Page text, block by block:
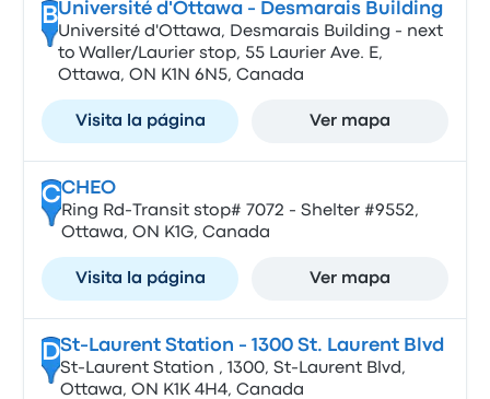
BUniversité d'Ottawa - Desmarais Building
Université d'Ottawa, Desmarais Building - next
to Waller/Laurier stop, 55 Laurier Ave. E,
Ottawa, ON K1N 6N5, Canada
Visita la página Ver mapa
CCHEO
Ring Rd-Transit stop# 7072 - Shelter #9552,
Ottawa, ON K1G, Canada
Visita la página Ver mapa
DSt-Laurent Station - 1300 St. Laurent Blvd
St-Laurent Station , 1300, St-Laurent Blvd,
Ottawa, ON K1K 4H4, Canada